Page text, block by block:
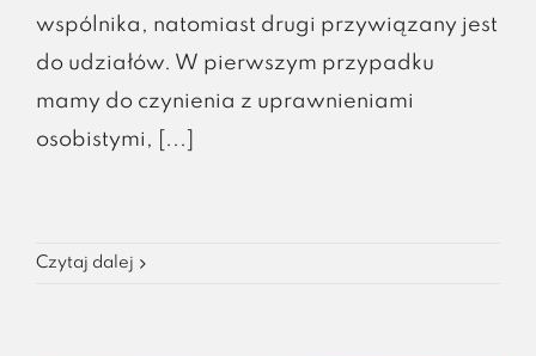
wspólnika, natomiast drugi przywiązany jest
do udziałów. W pierwszym przypadku
mamy do czynienia z uprawnieniami
osobistymi, [...]
Czytaj dalej